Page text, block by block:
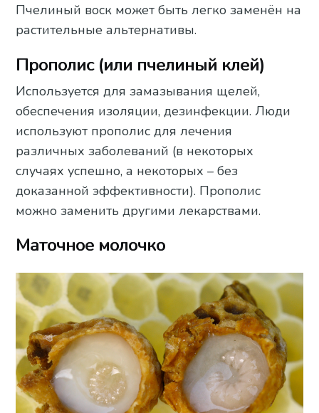
Пчелиный воск может быть легко заменён на
растительные альтернативы.
Прополис (или пчелиный клей)
Используется для замазывания щелей,
обеспечения изоляции, дезинфекции. Люди
используют прополис для лечения
различных заболеваний (в некоторых
случаях успешно, а некоторых – без
доказанной эффективности). Прополис
можно заменить другими лекарствами.
Маточное молочко